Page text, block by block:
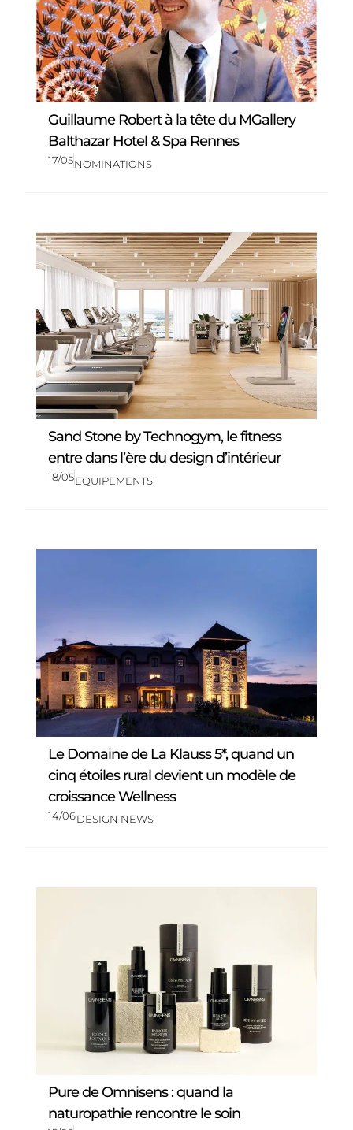
Guillaume Robert à la tête du MGallery
Balthazar Hotel & Spa Rennes
17/05NOMINATIONS
Sand Stone by Technogym, le fitness
entre dans l’ère du design d’intérieur
18/05EQUIPEMENTS
Le Domaine de La Klauss 5*, quand un
cinq étoiles rural devient un modèle de
croissance Wellness
14/06DESIGN NEWS
Pure de Omnisens : quand la
naturopathie rencontre le soin